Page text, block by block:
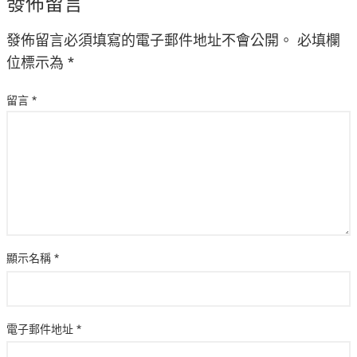
發佈留言必須填寫的電子郵件地址不會公開。 必填欄
位標示為 *
留言 *
顯示名稱 *
電子郵件地址 *